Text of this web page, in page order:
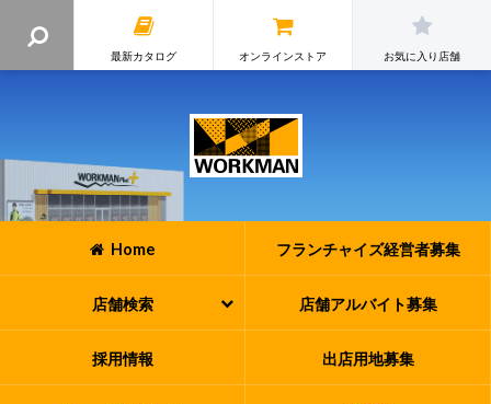
最新カタログ オンラインストア お気に入り店舗
Home フランチャイズ経営者募集
店舗検索 店舗アルバイト募集
採用情報 出店用地募集